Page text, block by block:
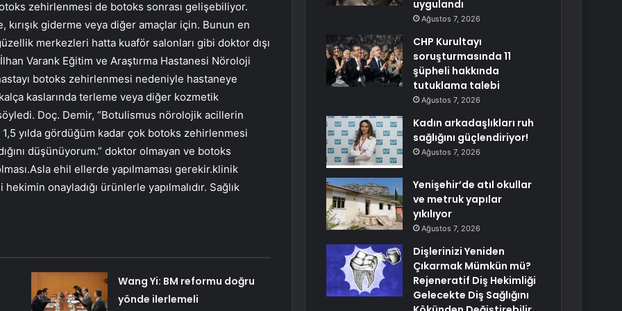
zehirlenmesi de botoks sonrası gelişebiliyor.
giderme veya diğer amaçlar için. Bunun en
merkezleri hatta kuaför salonları gibi doktor dışı
Varank Eğitim ve Araştırma Hastanesi Nöroloji
botoks zehirlenmesi nedeniyle hastaneye
kaslarında terleme veya diğer kozmetik
Doç. Demir, “Botulismus nörolojik acillerin
1,5 yılda gördüğüm kadar çok botoks zehirlenmesi
düşünüyorum.” doktor olmayan ve botoks
ehil ellerde yapılmaması gerekir.klinik
onayladığı ürünlerle yapılmalıdır. Sağlık
Wang Yi: BM reformu doğru
yönde ilerlemeli
uygulandı
Ağustos 7, 2026
CHP Kurultayı
soruşturmasında 11
şüpheli hakkında
tutuklama talebi
Ağustos 7, 2026
Kadın arkadaşlıkları ruh
sağlığını güçlendiriyor!
Ağustos 7, 2026
Yenişehir’de atıl okullar
ve metruk yapılar
yıkılıyor
Ağustos 7, 2026
Dişlerinizi Yeniden
Çıkarmak Mümkün mü?
Rejeneratif Diş Hekimliği
Gelecekte Diş Sağlığını